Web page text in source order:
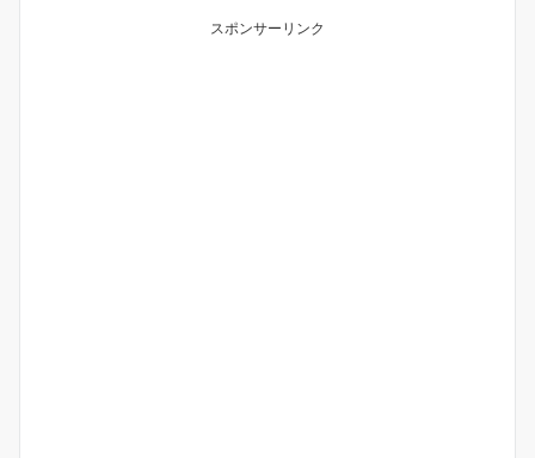
スポンサーリンク